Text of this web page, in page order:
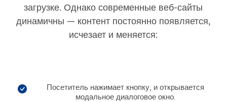
загрузке. Однако современные веб-сайты
динамичны — контент постоянно появляется,
исчезает и меняется:
Посетитель нажимает кнопку, и открывается
модальное диалоговое окно.